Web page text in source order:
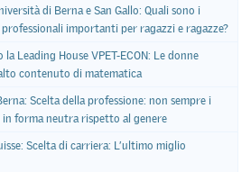
di Berna e San Gallo: Quali sono i
importanti per ragazzi e ragazze?
Leading House VPET-ECON: Le donne
contenuto di matematica
Scelta della professione: non sempre i
forma neutra rispetto al genere
Scelta di carriera: L’ultimo miglio